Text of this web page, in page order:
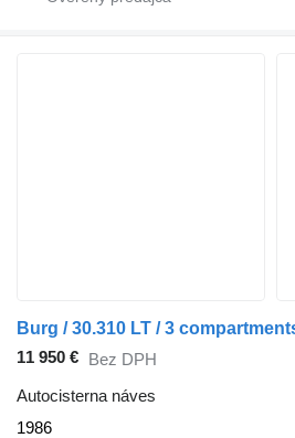
Burg / 30.310 LT / 3
11 950 € Bez DPH
Autocisterna náves
1986